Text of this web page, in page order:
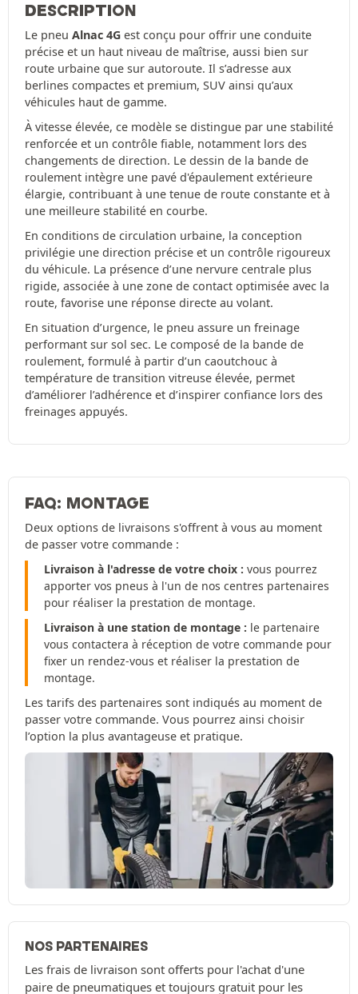
DESCRIPTION
Le pneu Alnac 4G est conçu pour offrir une conduite
précise et un haut niveau de maîtrise, aussi bien sur
route urbaine que sur autoroute. Il s’adresse aux
berlines compactes et premium, SUV ainsi qu’aux
véhicules haut de gamme.
À vitesse élevée, ce modèle se distingue par une stabilité
renforcée et un contrôle fiable, notamment lors des
changements de direction. Le dessin de la bande de
roulement intègre une pavé d'épaulement extérieure
élargie, contribuant à une tenue de route constante et à
une meilleure stabilité en courbe.
En conditions de circulation urbaine, la conception
privilégie une direction précise et un contrôle rigoureux
du véhicule. La présence d’une nervure centrale plus
rigide, associée à une zone de contact optimisée avec la
route, favorise une réponse directe au volant.
En situation d’urgence, le pneu assure un freinage
performant sur sol sec. Le composé de la bande de
roulement, formulé à partir d’un caoutchouc à
température de transition vitreuse élevée, permet
d’améliorer l’adhérence et d’inspirer confiance lors des
freinages appuyés.
FAQ: MONTAGE
Deux options de livraisons s'offrent à vous au moment
de passer votre commande :
Livraison à l'adresse de votre choix : vous pourrez
apporter vos pneus à l'un de nos centres partenaires
pour réaliser la prestation de montage.
Livraison à une station de montage : le partenaire
vous contactera à réception de votre commande pour
fixer un rendez-vous et réaliser la prestation de
montage.
Les tarifs des partenaires sont indiqués au moment de
passer votre commande. Vous pourrez ainsi choisir
l’option la plus avantageuse et pratique.
NOS PARTENAIRES
Les frais de livraison sont offerts pour l'achat d'une
paire de pneumatiques et toujours gratuit pour les